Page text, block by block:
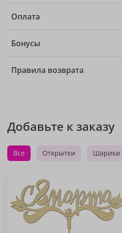
Оплата
Бонусы
Правила возврата
Добавьте к заказу
Все Открытки Шарики